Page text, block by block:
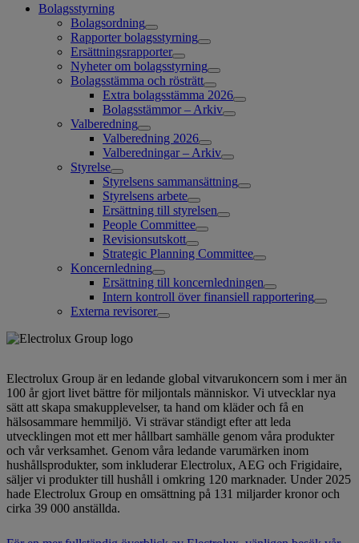
Bolagsstyrning
Bolagsordning
Rapporter bolagsstyrning
Ersättningsrapporter
Nyheter om bolagsstyrning
Bolagsstämma och rösträtt
Extra bolagsstämma 2026
Bolagsstämmor – Arkiv
Valberedning
Valberedning 2026
Valberedningar – Arkiv
Styrelse
Styrelsens sammansättning
Styrelsens arbete
Ersättning till styrelsen
People Committee
Revisionsutskott
Strategic Planning Committee
Koncernledning
Ersättning till koncernledningen
Intern kontroll över finansiell rapportering
Externa revisorer
Electrolux Group är en ledande global vitvarukoncern som i mer än
100 år gjort livet bättre för miljontals människor. Vi utvecklar nya
sätt att skapa smakupplevelser, ta hand om kläder och få en
hälsosammare hemmiljö. Vi strävar ständigt efter att leda
utvecklingen mot ett mer hållbart samhälle genom våra produkter
och vår verksamhet. Genom våra ledande varumärken inom
hushållsprodukter, som inkluderar Electrolux, AEG och Frigidaire,
säljer vi produkter till hushåll i omkring 120 marknader. Under 2025
hade Electrolux Group en omsättning på 131 miljarder kronor och
cirka 39 000 anställda.